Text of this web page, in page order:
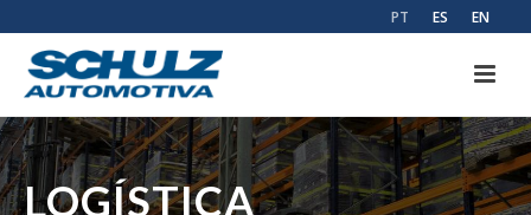
PT ES EN
LOGÍSTICA